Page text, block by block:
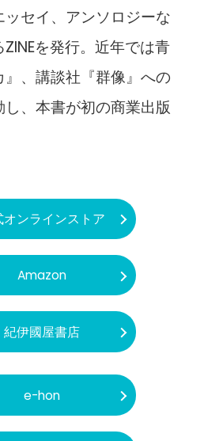
セイ、アンソロジーな
を発行。近年では青
、講談社『群像』への
、本書が初の商業出版
オンラインストア
Amazon
紀伊國屋書店
e-hon